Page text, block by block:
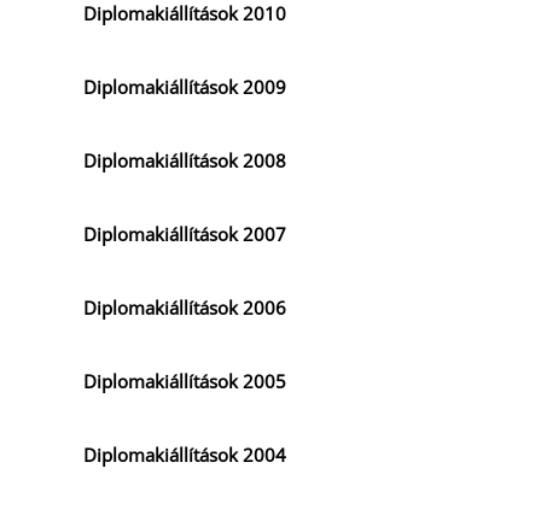
Diplomakiállítások 2010
Diplomakiállítások 2009
Diplomakiállítások 2008
Diplomakiállítások 2007
Diplomakiállítások 2006
Diplomakiállítások 2005
Diplomakiállítások 2004